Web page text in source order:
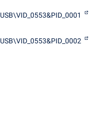
USB\VID_0553&PID_0001
USB\VID_0553&PID_0002